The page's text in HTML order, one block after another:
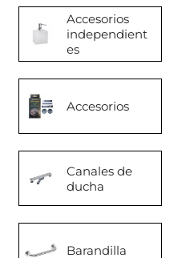
Accesorios
independient
es
Accesorios
Canales de
ducha
Barandilla